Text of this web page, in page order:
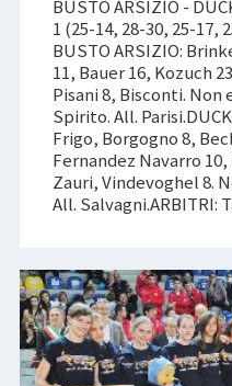
BUSTO ARSIZIO -
1 (25-14, 28-30, 25-17,
BUSTO ARSIZIO:
11, Bauer 16, Kozuch
Pisani 8, Bisconti.
Spirito. All.
Frigo, Borgogno 8,
Fernandez Navarro
Zauri, Vindevoghel 8.
All. Salvagni.ARBITRI: